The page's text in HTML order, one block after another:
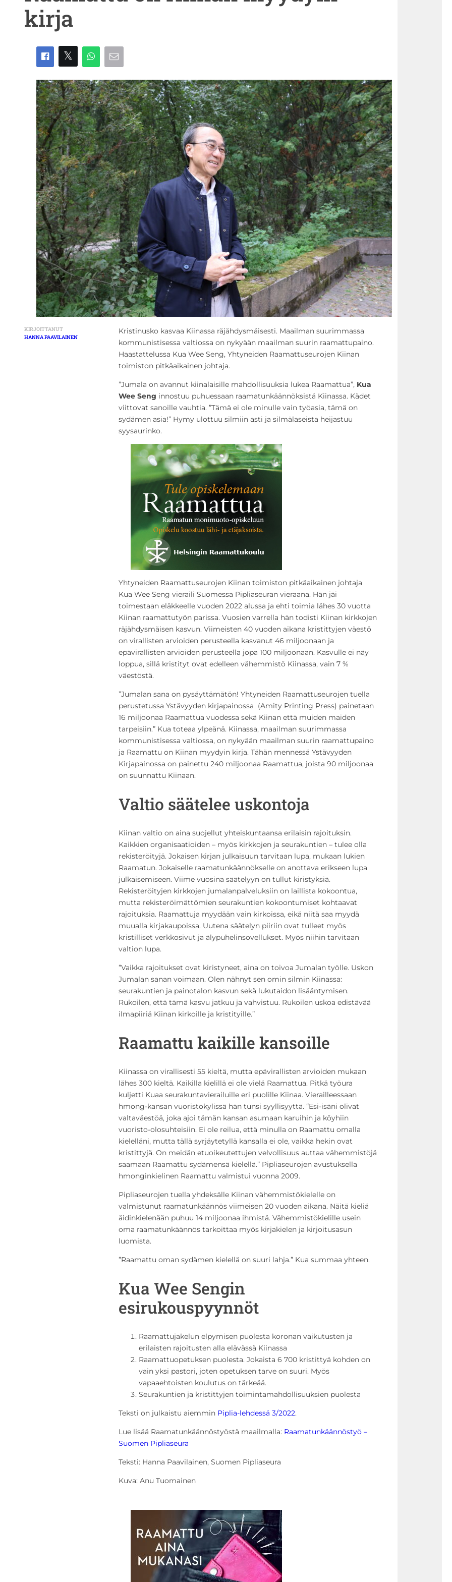
kirja
KIRJOITTANUT
HANNA PAAVILAINEN
Kristinusko kasvaa Kiinassa räjähdysmäisesti. Maailman suurimmassa
kommunistisessa valtiossa on nykyään maailman suurin raamattupaino.
Haastattelussa Kua Wee Seng, Yhtyneiden Raamattuseurojen Kiinan
toimiston pitkäaikainen johtaja.
”Jumala on avannut kiinalaisille mahdollisuuksia lukea Raamattua”, Kua
Wee Seng innostuu puhuessaan raamatunkäännöksistä Kiinassa. Kädet
viittovat sanoille vauhtia. ”Tämä ei ole minulle vain työasia, tämä on
sydämen asia!” Hymy ulottuu silmiin asti ja silmälaseista heijastuu
syysaurinko.
Yhtyneiden Raamattuseurojen Kiinan toimiston pitkäaikainen johtaja
Kua Wee Seng vieraili Suomessa Pipliaseuran vieraana. Hän jäi
toimestaan eläkkeelle vuoden 2022 alussa ja ehti toimia lähes 30 vuotta
Kiinan raamattutyön parissa. Vuosien varrella hän todisti Kiinan kirkkojen
räjähdysmäisen kasvun. Viimeisten 40 vuoden aikana kristittyjen väestö
on virallisten arvioiden perusteella kasvanut 46 miljoonaan ja
epävirallisten arvioiden perusteella jopa 100 miljoonaan. Kasvulle ei näy
loppua, sillä kristityt ovat edelleen vähemmistö Kiinassa, vain 7 %
väestöstä.
”Jumalan sana on pysäyttämätön! Yhtyneiden Raamattuseurojen tuella
perustetussa Ystävyyden kirjapainossa (Amity Printing Press) painetaan
16 miljoonaa Raamattua vuodessa sekä Kiinan että muiden maiden
tarpeisiin.” Kua toteaa ylpeänä. Kiinassa, maailman suurimmassa
kommunistisessa valtiossa, on nykyään maailman suurin raamattupaino
ja Raamattu on Kiinan myydyin kirja. Tähän mennessä Ystävyyden
Kirjapainossa on painettu 240 miljoonaa Raamattua, joista 90 miljoonaa
on suunnattu Kiinaan.
Valtio säätelee uskontoja
Kiinan valtio on aina suojellut yhteiskuntaansa erilaisin rajoituksin.
Kaikkien organisaatioiden – myös kirkkojen ja seurakuntien – tulee olla
rekisteröityjä. Jokaisen kirjan julkaisuun tarvitaan lupa, mukaan lukien
Raamatun. Jokaiselle raamatunkäännökselle on anottava erikseen lupa
julkaisemiseen. Viime vuosina säätelyyn on tullut kiristyksiä.
Rekisteröityjen kirkkojen jumalanpalveluksiin on laillista kokoontua,
mutta rekisteröimättömien seurakuntien kokoontumiset kohtaavat
rajoituksia. Raamattuja myydään vain kirkoissa, eikä niitä saa myydä
muualla kirjakaupoissa. Uutena säätelyn piiriin ovat tulleet myös
kristilliset verkkosivut ja älypuhelinsovellukset. Myös niihin tarvitaan
valtion lupa.
”Vaikka rajoitukset ovat kiristyneet, aina on toivoa Jumalan työlle. Uskon
Jumalan sanan voimaan. Olen nähnyt sen omin silmin Kiinassa:
seurakuntien ja painotalon kasvun sekä lukutaidon lisääntymisen.
Rukoilen, että tämä kasvu jatkuu ja vahvistuu. Rukoilen uskoa edistävää
ilmapiiriä Kiinan kirkoille ja kristityille.”
Raamattu kaikille kansoille
Kiinassa on virallisesti 55 kieltä, mutta epävirallisten arvioiden mukaan
lähes 300 kieltä. Kaikilla kielillä ei ole vielä Raamattua. Pitkä työura
kuljetti Kuaa seurakuntavierailuille eri puolille Kiinaa. Vierailleessaan
hmong-kansan vuoristokylissä hän tunsi syyllisyyttä. “Esi-isäni olivat
valtaväestöä, joka ajoi tämän kansan asumaan karuihin ja köyhiin
vuoristo-olosuhteisiin. Ei ole reilua, että minulla on Raamattu omalla
kielelläni, mutta tällä syrjäytetyllä kansalla ei ole, vaikka hekin ovat
kristittyjä. On meidän etuoikeutettujen velvollisuus auttaa vähemmistöjä
saamaan Raamattu sydämensä kielellä.” Pipliaseurojen avustuksella
hmonginkielinen Raamattu valmistui vuonna 2009.
Pipliaseurojen tuella yhdeksälle Kiinan vähemmistökielelle on
valmistunut raamatunkäännös viimeisen 20 vuoden aikana. Näitä kieliä
äidinkielenään puhuu 14 miljoonaa ihmistä. Vähemmistökielille usein
oma raamatunkäännös tarkoittaa myös kirjakielen ja kirjoitusasun
luomista.
”Raamattu oman sydämen kielellä on suuri lahja.” Kua summaa yhteen.
Kua Wee Sengin
esirukouspyynnöt
Raamattujakelun elpymisen puolesta koronan vaikutusten ja
erilaisten rajoitusten alla elävässä Kiinassa
Raamattuopetuksen puolesta. Jokaista 6 700 kristittyä kohden on
vain yksi pastori, joten opetuksen tarve on suuri. Myös
vapaaehtoisten koulutus on tärkeää.
Seurakuntien ja kristittyjen toimintamahdollisuuksien puolesta
Teksti on julkaistu aiemmin Piplia-lehdessä 3/2022.
Lue lisää Raamatunkäännöstyöstä maailmalla: Raamatunkäännöstyö –
Suomen Pipliaseura
Teksti: Hanna Paavilainen, Suomen Pipliaseura
Kuva: Anu Tuomainen